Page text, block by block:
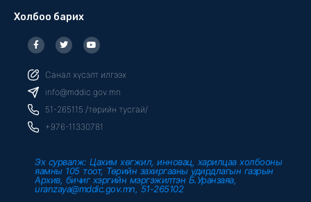
Холбоо барих
F
a
c
b
o
o
k
f
T
w
i
t
r
Y
o
u
u
e
Санал хүсэлт илгээх
info@mddic.gov.mn
51-265115 /төрийн тусгай/
+976-11330781
Эх сурвалж: Цахим хөгжил, инновац, харилцаа холбооны
яамны 105 тоот, Төрийн захиргааны удирдлагын газрын
Архив, бичиг хэргийн мэргэжилтэн Б.Уранзаяа,
uranzaya@mddic.gov.mn, 51-265102